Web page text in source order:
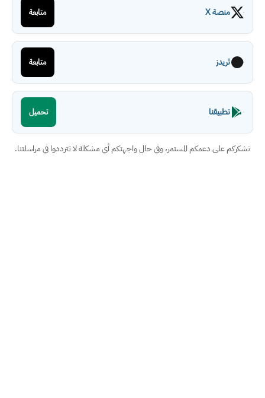
منصة X متابعة
ثريدز متابعة
تطبيقنا تحميل
نشكركم على دعمكم المستمر، وفي حال واجهتكم أي مشكلة لا تترددوا في مراسلتنا.